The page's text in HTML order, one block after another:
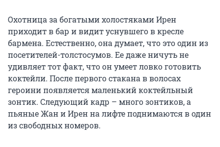
Охотница за богатыми холостяками Ирен
приходит в бар и видит уснувшего в кресле
бармена. Естественно, она думает, что это один из
посетителей-толстосумов. Ее даже ничуть не
удивляет тот факт, что он умеет ловко готовить
коктейли. После первого стакана в волосах
героини появляется маленький коктейльный
зонтик. Следующий кадр – много зонтиков, а
пьяные Жан и Ирен на лифте поднимаются в один
из свободных номеров.